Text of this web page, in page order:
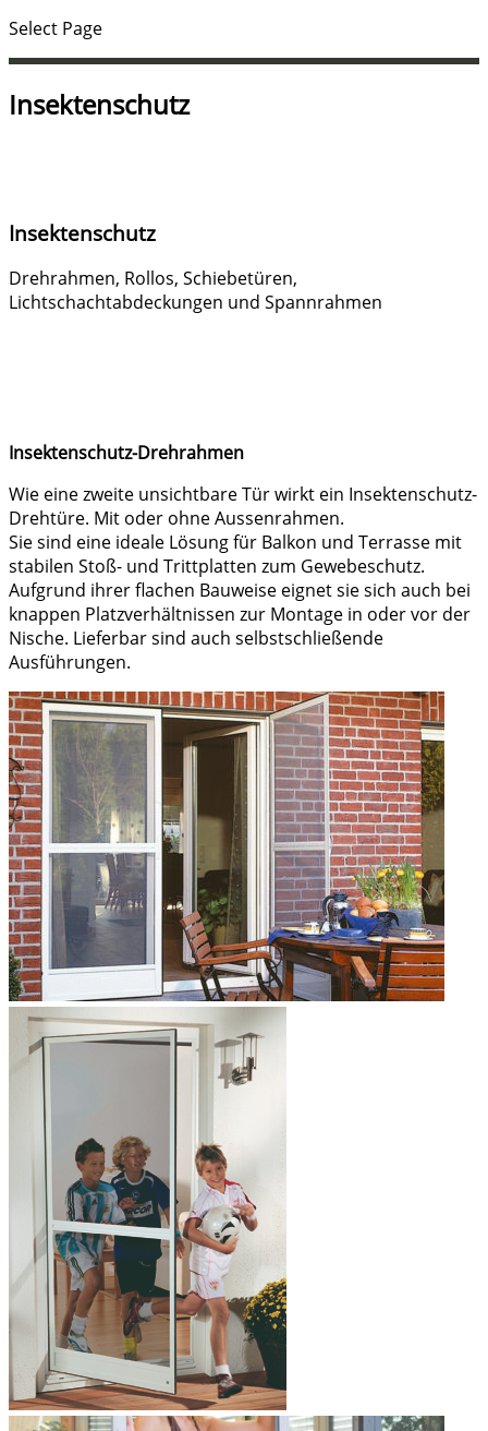
Select Page
Insektenschutz
Insektenschutz
Drehrahmen, Rollos, Schiebetüren,
Lichtschachtabdeckungen und Spannrahmen
Insektenschutz-Drehrahmen
Wie eine zweite unsichtbare Tür wirkt ein Insektenschutz-
Drehtüre. Mit oder ohne Aussenrahmen.
Sie sind eine ideale Lösung für Balkon und Terrasse mit
stabilen Stoß- und Trittplatten zum Gewebeschutz.
Aufgrund ihrer flachen Bauweise eignet sie sich auch bei
knappen Platzverhältnissen zur Montage in oder vor der
Nische. Lieferbar sind auch selbstschließende
Ausführungen.